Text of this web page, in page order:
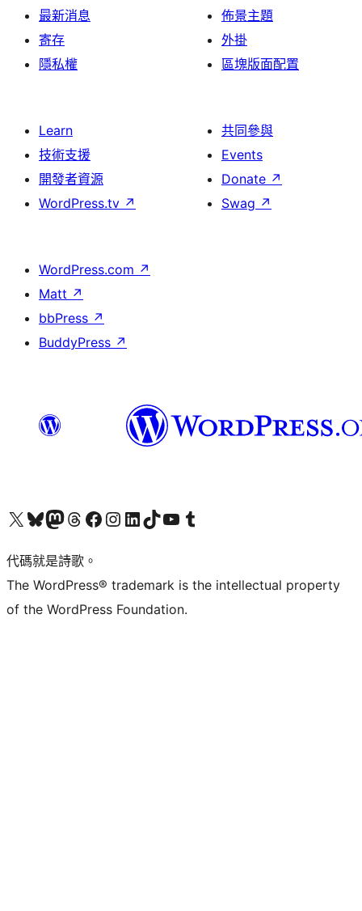
最新消息
寄存
隱私權
佈景主題
外掛
區塊版面配置
Learn
技術支援
開發者資源
WordPress.tv ↗
共同參與
Events
Donate ↗
Swag ↗
WordPress.com ↗
Matt ↗
bbPress ↗
BuddyPress ↗
Visit our X (formerly Twitter) account
Visit our Bluesky account
Visit our Mastodon account
Visit our Threads account
訪問我們的 Facebook 專頁Visit our Instagram account
Visit our LinkedIn account
Visit our TikTok account
Visit our YouTube channel
Visit our Tumblr account
代碼就是詩歌。
The WordPress® trademark is the intellectual property
of the WordPress Foundation.